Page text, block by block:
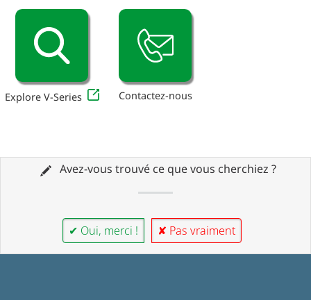
Explore V-Series Contactez-nous
Avez-vous trouvé ce que vous cherchiez ?
✔ Oui, merci ! ✘ Pas vraiment